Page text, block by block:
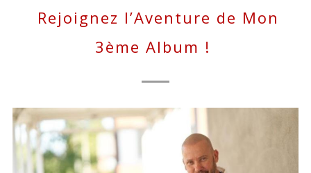
Rejoignez l’Aventure de Mon
3ème Album !